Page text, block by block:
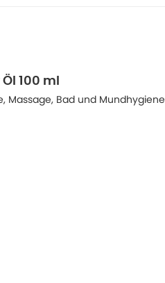
100 ml
Massage, Bad und Mundhygiene